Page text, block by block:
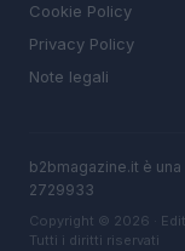
Cookie Policy
Privacy Policy
Note legali
b2bmagazine.it è
2729933
Copyright © 2026 ·
Tutti i diritti riservati